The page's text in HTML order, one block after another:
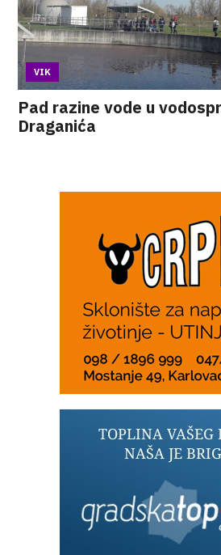
VIK
Pad razine vode u
Draganića